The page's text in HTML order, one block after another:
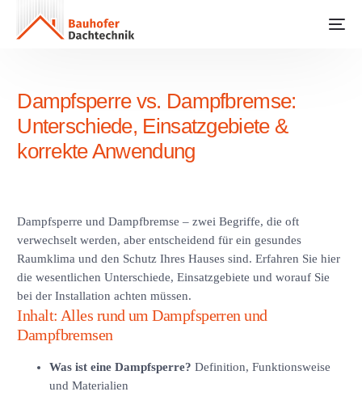
Dampfsperre vs. Dampfbremse:
Unterschiede, Einsatzgebiete &
korrekte Anwendung
Dampfsperre und Dampfbremse – zwei Begriffe, die oft
verwechselt werden, aber entscheidend für ein gesundes
Raumklima und den Schutz Ihres Hauses sind. Erfahren Sie hier
die wesentlichen Unterschiede, Einsatzgebiete und worauf Sie
bei der Installation achten müssen.
Inhalt: Alles rund um Dampfsperren und
Dampfbremsen
Was ist eine Dampfsperre? Definition, Funktionsweise
und Materialien